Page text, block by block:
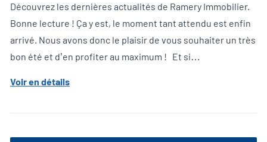
Découvrez les dernières actualités de Ramery Immobilier.
Bonne lecture ! Ça y est, le moment tant attendu est enfin
arrivé. Nous avons donc le plaisir de vous souhaiter un très
bon été et d’en profiter au maximum ! Et si…
Voir en détails